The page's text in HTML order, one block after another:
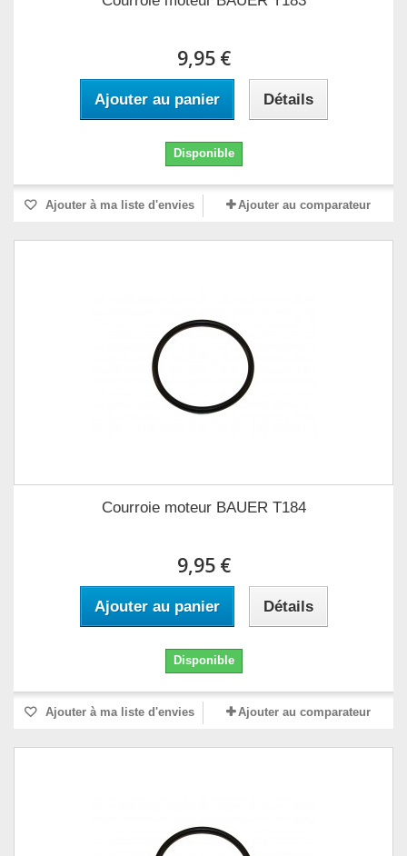
9,95 €
Ajouter au panier Détails
Disponible
Ajouter à ma liste d'envies Ajouter au comparateur
Courroie moteur BAUER T184
9,95 €
Ajouter au panier Détails
Disponible
Ajouter à ma liste d'envies Ajouter au comparateur